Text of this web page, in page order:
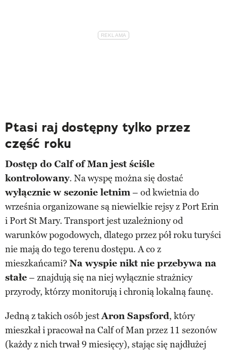
Ptasi raj dostępny tylko przez
część roku
Dostęp do Calf of Man jest ściśle
kontrolowany. Na wyspę można się dostać
wyłącznie w sezonie letnim– od kwietnia do
września organizowane są niewielkie rejsy z Port Erin
i Port St Mary. Transport jest uzależniony od
warunków pogodowych, dlatego przez pół roku turyści
nie mają do tego terenu dostępu. A co z
mieszkańcami? Na wyspie nikt nie przebywa na
stałe– znajdują się na niej wyłącznie strażnicy
przyrody, którzy monitorują i chronią lokalną faunę.
Jedną z takich osób jestAron Sapsford, który
mieszkał i pracował na Calf of Man przez 11 sezonów
(każdy z nich trwał 9 miesięcy), stając się najdłużej